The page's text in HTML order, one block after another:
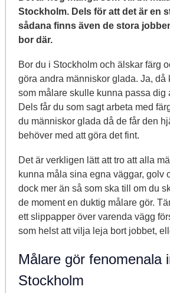
Stockholm. Dels för att det är en
sådana finns även de stora
bor där.
Bor du i Stockholm och älskar färg
göra andra människor glada. Ja, då
som målare skulle kunna passa dig
Dels får du som sagt arbeta med
du människor glada då de får den
behöver med att göra det fint.
Det är verkligen lätt att tro att alla
kunna måla sina egna väggar, golv
dock mer än så som ska till om du
de moment en duktig målare gör.
ett slippapper över varenda vägg
som helst att vilja leja bort jobbet,
Målare gör fenomenala
Stockholm